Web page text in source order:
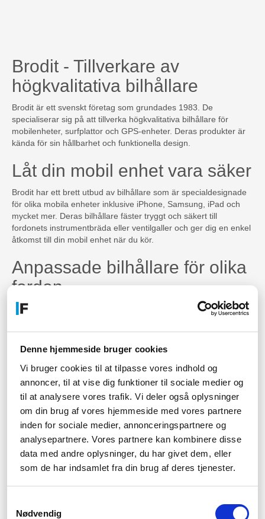
Denne hjemmeside bruger cookies
Vi bruger cookies til at tilpasse vores indhold og
annoncer, til at vise dig funktioner til sociale medier og
til at analysere vores trafik. Vi deler også oplysninger
om din brug af vores hjemmeside med vores partnere
inden for sociale medier, annonceringspartnere og
analysepartnere. Vores partnere kan kombinere disse
data med andre oplysninger, du har givet dem, eller
som de har indsamlet fra din brug af deres tjenester.
Nødvendig
Brodit - Tillverkare av
högkvalitativa bilhållare
Brodit är ett svenskt företag som grundades 1983. De
specialiserar sig på att tillverka högkvalitativa bilhållare för
mobilenheter, surfplattor och GPS-enheter. Deras produkter är
kända för sin hållbarhet och funktionella design.
Låt din mobil enhet vara säker
Brodit har ett brett utbud av bilhållare som är specialdesignade
för olika mobila enheter inklusive iPhone, Samsung, iPad och
mycket mer. Deras bilhållare fäster tryggt och säkert till
fordonets instrumentbräda eller ventilgaller och ger dig en enkel
åtkomst till din mobil enhet när du kör.
Anpassade bilhållare för olika
fordon
Brodit erbjuder bilhållare för olika fordonstyper, inklusive
specialdesignade för varje fordonsmodell och ger en optimal
passform för användaren.
Quality is key
Brodit kvalitetsprodukter görs för att hålla länge. De är
pålitlig hållare för din mobil enhet.
Lätt installation
Att installera en Brodit bilhållare är enkelt och kräver ingen